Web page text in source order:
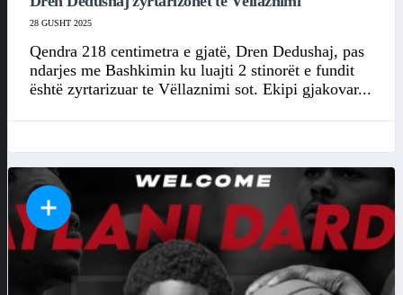
28 GUSHT 2025
Qendra 218 centimetra e gjatë, Dren Dedushaj, pas
ndarjes me Bashkimin ku luajti 2 stinorët e fundit
është zyrtarizuar te Vëllaznimi sot. Ekipi gjakovar...